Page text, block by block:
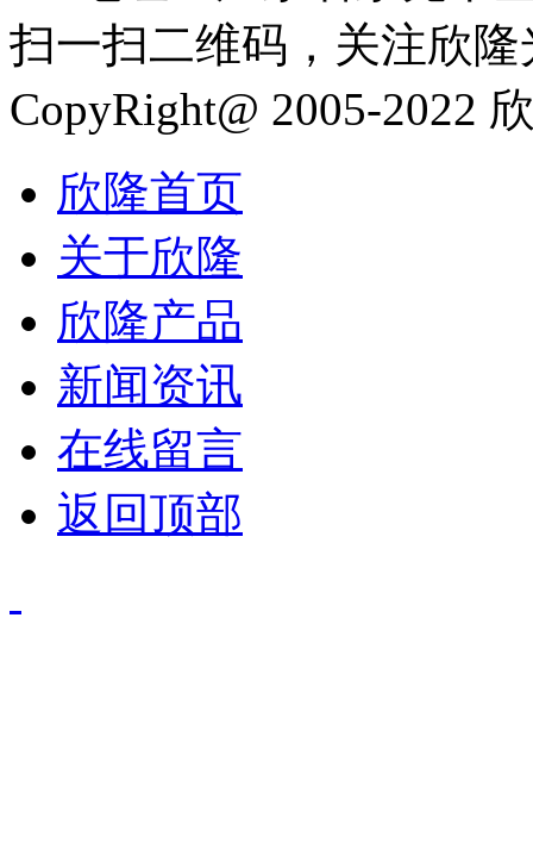
扫一扫二维码，关注欣隆
CopyRight@ 2005-2022
欣隆首页
关于欣隆
欣隆产品
新闻资讯
在线留言
返回顶部